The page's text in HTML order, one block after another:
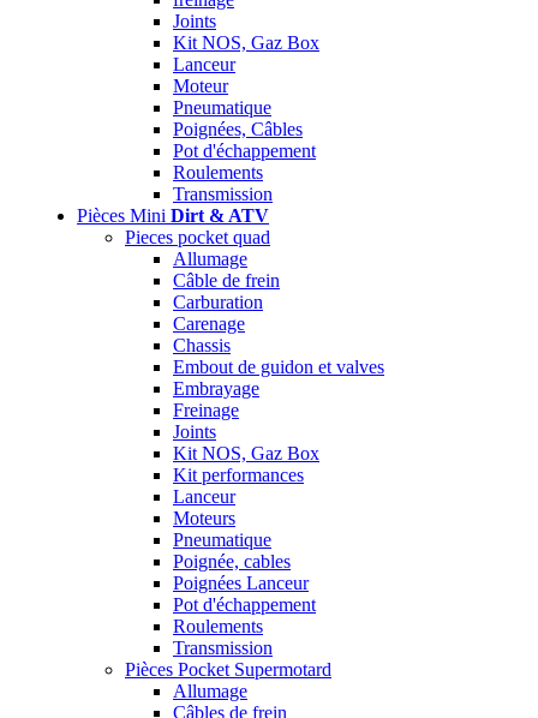
Joints
Kit NOS, Gaz Box
Lanceur
Moteur
Pneumatique
Poignées, Câbles
Pot d'échappement
Roulements
Transmission
Pièces Mini Dirt & ATV
Pieces pocket quad
Allumage
Câble de frein
Carburation
Carenage
Chassis
Embout de guidon et valves
Embrayage
Freinage
Joints
Kit NOS, Gaz Box
Kit performances
Lanceur
Moteurs
Pneumatique
Poignée, cables
Poignées Lanceur
Pot d'échappement
Roulements
Transmission
Pièces Pocket Supermotard
Allumage
Câbles de frein